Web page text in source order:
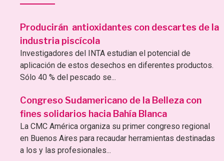
Producirán antioxidantes con descartes de la
industria piscícola
Investigadores del INTA estudian el potencial de
aplicación de estos desechos en diferentes productos.
Sólo 40 % del pescado se...
Congreso Sudamericano de la Belleza con
fines solidarios hacia Bahía Blanca
La CMC América organiza su primer congreso regional
en Buenos Aires para recaudar herramientas destinadas
a los y las profesionales...